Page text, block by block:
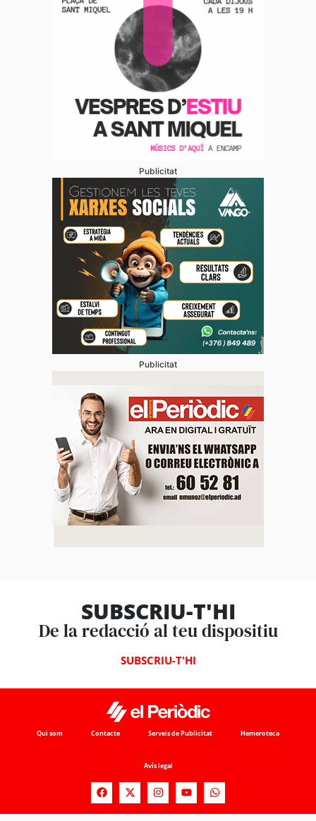
Publicitat
Publicitat
SUBSCRIU-T'HI
De la redacció al teu dispositiu
SUBSCRIU-T'HI
Qui som Contacte Serveis de Publicitat Hemeroteca
Avís legal